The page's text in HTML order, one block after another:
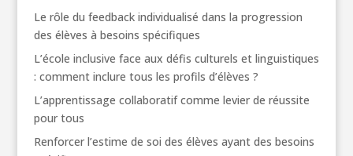
Le rôle du feedback individualisé dans la progression
des élèves à besoins spécifiques
L’école inclusive face aux défis culturels et linguistiques
: comment inclure tous les profils d’élèves ?
L’apprentissage collaboratif comme levier de réussite
pour tous
Renforcer l’estime de soi des élèves ayant des besoins